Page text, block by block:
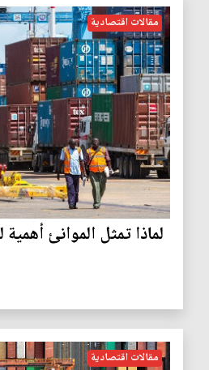
مقالات اقتصادية
لماذا تمثل الموانئ
مقالات اقتصادية